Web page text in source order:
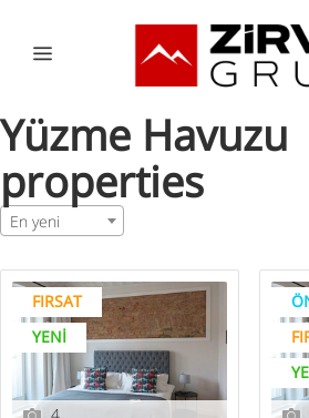
Yüzme Havuzu
properties
En yeni
FIRSAT
YENI